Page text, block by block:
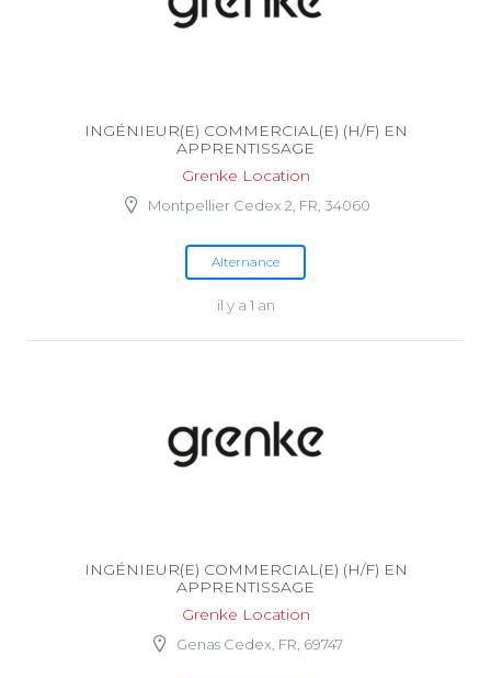
INGÉNIEUR(E) COMMERCIAL(E) (H/F) EN
APPRENTISSAGE
Grenke Location
Montpellier Cedex 2, FR, 34060
Alternance
il y a 1 an
INGÉNIEUR(E) COMMERCIAL(E) (H/F) EN
APPRENTISSAGE
Grenke Location
Genas Cedex, FR, 69747